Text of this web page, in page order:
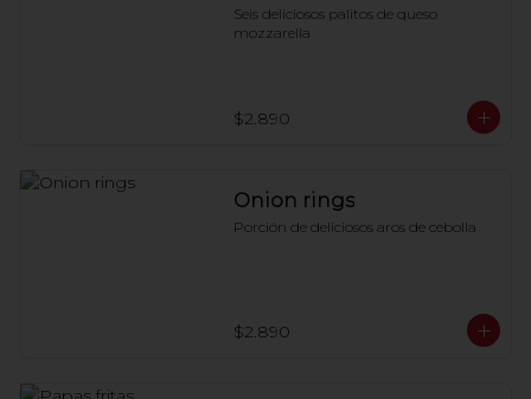
Seis deliciosos palitos de queso
mozzarella
$2.890
Onion rings
Porción de deliciosos aros de cebolla
$2.890